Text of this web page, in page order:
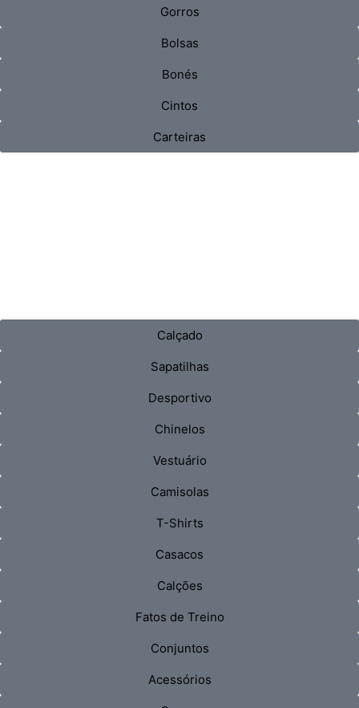
Gorros
Bolsas
Bonés
Cintos
Carteiras
Calçado
Sapatilhas
Desportivo
Chinelos
Vestuário
Camisolas
T-Shirts
Casacos
Calções
Fatos de Treino
Conjuntos
Acessórios